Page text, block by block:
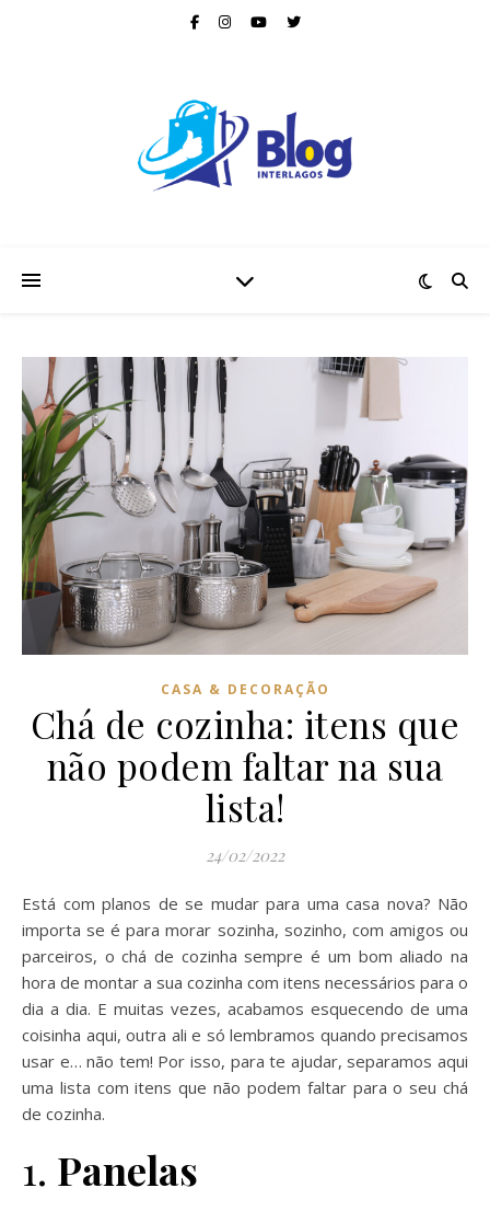
CASA & DECORAÇÃO
Chá de cozinha: itens que
não podem faltar na sua
lista!
24/02/2022
Está com planos de se mudar para uma casa nova? Não
importa se é para morar sozinha, sozinho, com amigos ou
parceiros, o chá de cozinha sempre é um bom aliado na
hora de montar a sua cozinha com itens necessários para o
dia a dia. E muitas vezes, acabamos esquecendo de uma
coisinha aqui, outra ali e só lembramos quando precisamos
usar e… não tem! Por isso, para te ajudar, separamos aqui
uma lista com itens que não podem faltar para o seu chá
de cozinha.
1. Panelas